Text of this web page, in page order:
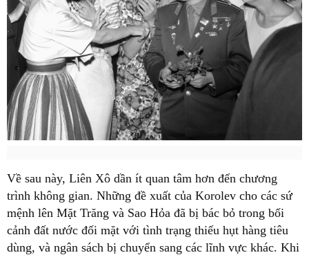
Về sau này, Liên Xô dần ít quan tâm hơn đến chương
trình không gian. Những đề xuất của Korolev cho các sứ
mệnh lên Mặt Trăng và Sao Hỏa đã bị bác bỏ trong bối
cảnh đất nước đối mặt với tình trạng thiếu hụt hàng tiêu
dùng, và ngân sách bị chuyển sang các lĩnh vực khác. Khi